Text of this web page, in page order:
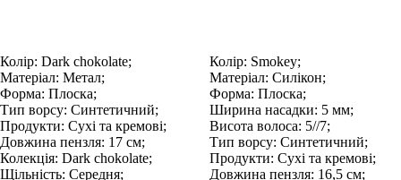
Колір: Dark chokolate;
Матеріал: Метал;
Форма: Плоска;
Тип ворсу: Синтетичний;
Продукти: Сухі та кремові;
Довжина пензля: 17 см;
Колекція: Dark chokolate;
Щільність: Середня;
Колір: Smokey;
Матеріал: Силікон;
Форма: Плоска;
Ширина насадки: 5 мм;
Висота волоса: 5//7;
Тип ворсу: Синтетичний;
Продукти: Сухі та кремові;
Довжина пензля: 16,5 см;